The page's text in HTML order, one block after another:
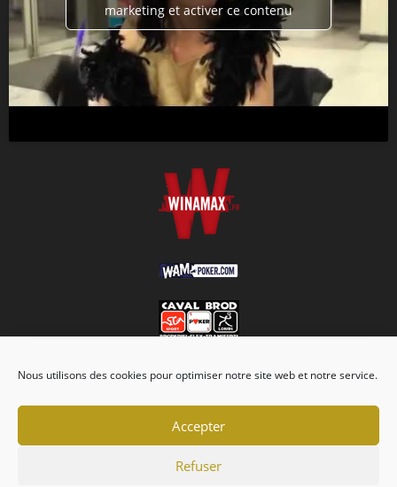
Nous utilisons des cookies pour optimiser notre site web et notre service.
Accepter
Refuser
marketing et activer ce contenu